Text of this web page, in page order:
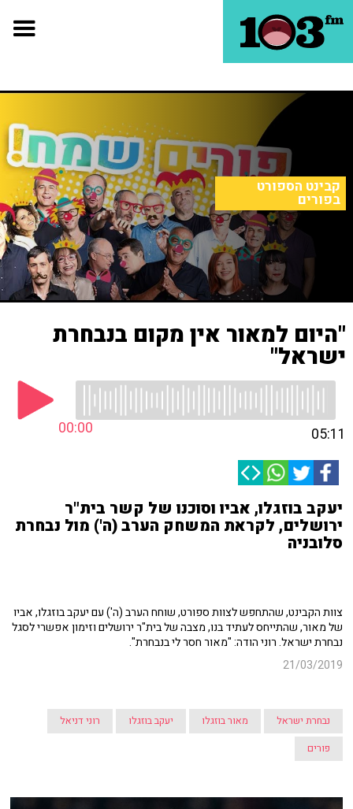
קבינט הספורט
בפורים
"היום למאור אין מקום בנבחרת
ישראל"
00:00 05:11
יעקב בוזגלו, אביו וסוכנו של קשר בית"ר
ירושלים, לקראת המשחק הערב (ה') מול נבחרת
סלובניה
צוות הקבינט, שהתחפש לצוות ספורט, שוחח הערב (ה') עםיעקב בוזגלו, אביו
של מאור, שהתייחס לעתיד בנו, מצבה של בית"ר ירושלים וזימון אפשרי לסגל
נבחרת ישראל. רוני הודה: "מאור חסר לי בנבחרת".
21/03/2019
נבחרת ישראל מאור בוזגלו יעקב בוזגלו
רוני דניאל
פורים